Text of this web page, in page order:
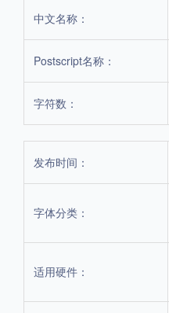
中文名称：
Postscript名称：
字符数：
发布时间：
字体分类：
适用硬件：